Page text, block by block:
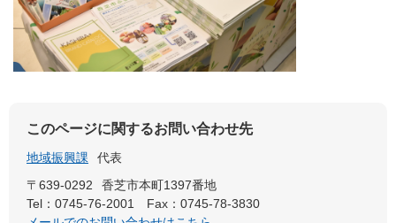
このページに関するお問い合わせ先
地域振興課
代表
〒639-0292
香芝市本町1397番地
Tel：0745-76-2001
Fax：0745-78-3830